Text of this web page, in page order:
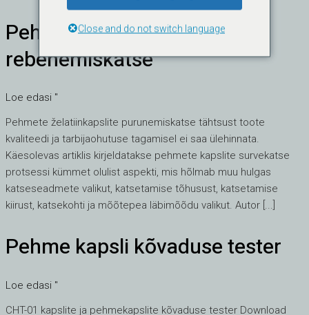
Pehmete želatiinkapslite
rebenemiskatse
Pehmete
rebenemiskatse
Loe edasi "
Pehmete želatiinkapslite purunemiskatse tähtsust toote
kvaliteedi ja tarbijaohutuse tagamisel ei saa ülehinnata.
Käesolevas artiklis kirjeldatakse pehmete kapslite survekatse
protsessi kümmet olulist aspekti, mis hõlmab muu hulgas
katseseadmete valikut, katsetamise tõhusust, katsetamise
kiirust, katsekohti ja mõõtepea läbimõõdu valikut. Autor [...]
Pehme kapsli kõvaduse tester
Pehme
tester
Loe edasi "
CHT-01 kapslite ja pehmekapslite kõvaduse tester Download
Close and do not switch language